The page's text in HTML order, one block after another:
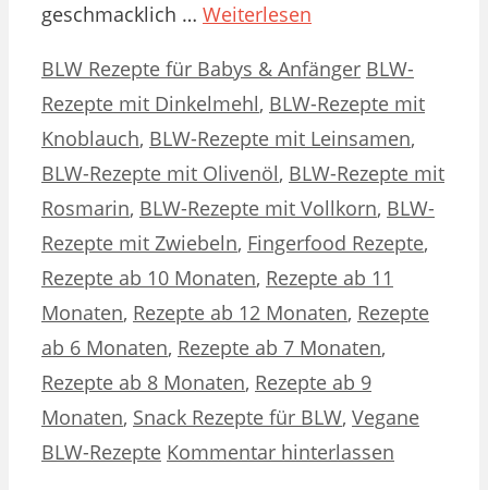
geschmacklich … Weiterlesen
Kategorien
BLW Rezepte für Babys & Anfänger Schlagwörter
BLW-
Rezepte mit Dinkelmehl, BLW-Rezepte mit
Knoblauch, BLW-Rezepte mit Leinsamen,
BLW-Rezepte mit Olivenöl, BLW-Rezepte mit
Rosmarin, BLW-Rezepte mit Vollkorn, BLW-
Rezepte mit Zwiebeln, Fingerfood Rezepte,
Rezepte ab 10 Monaten, Rezepte ab 11
Monaten, Rezepte ab 12 Monaten, Rezepte
ab 6 Monaten, Rezepte ab 7 Monaten,
Rezepte ab 8 Monaten, Rezepte ab 9
Monaten, Snack Rezepte für BLW, Vegane
BLW-Rezepte Kommentar hinterlassen